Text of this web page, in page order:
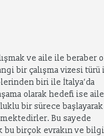
ve aile ile beraber
bir çalışma vizesi türü
biri ile İtalya’da
olarak hedefi ise
bir sürece
Bu sayede
bu birçok evrakın ve